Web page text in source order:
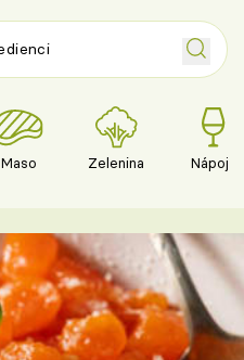
Maso Zelenina Nápoje